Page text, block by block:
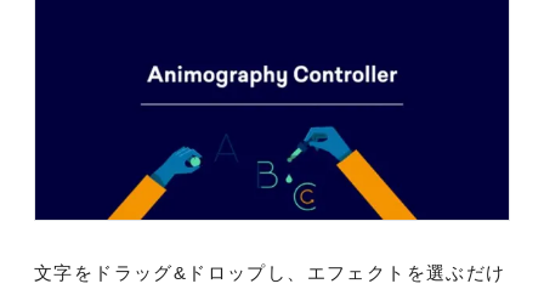
文字をドラッグ&ドロップし、エフェクトを選ぶだけ